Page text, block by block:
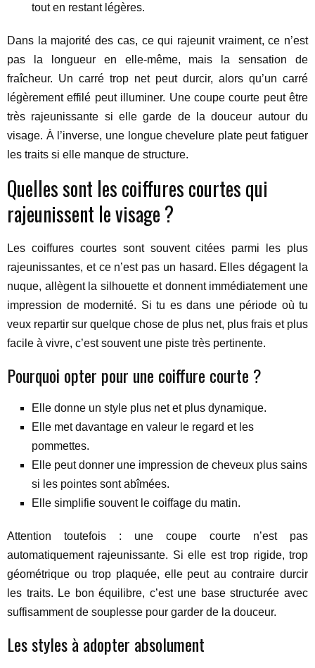
tout en restant légères.
Dans la majorité des cas, ce qui rajeunit vraiment, ce n’est
pas la longueur en elle-même, mais la sensation de
fraîcheur. Un carré trop net peut durcir, alors qu’un carré
légèrement effilé peut illuminer. Une coupe courte peut être
très rajeunissante si elle garde de la douceur autour du
visage. À l’inverse, une longue chevelure plate peut fatiguer
les traits si elle manque de structure.
Quelles sont les coiffures courtes qui
rajeunissent le visage ?
Les coiffures courtes sont souvent citées parmi les plus
rajeunissantes, et ce n’est pas un hasard. Elles dégagent la
nuque, allègent la silhouette et donnent immédiatement une
impression de modernité. Si tu es dans une période où tu
veux repartir sur quelque chose de plus net, plus frais et plus
facile à vivre, c’est souvent une piste très pertinente.
Pourquoi opter pour une coiffure courte ?
Elle donne un style plus net et plus dynamique.
Elle met davantage en valeur le regard et les
pommettes.
Elle peut donner une impression de cheveux plus sains
si les pointes sont abîmées.
Elle simplifie souvent le coiffage du matin.
Attention toutefois : une coupe courte n’est pas
automatiquement rajeunissante. Si elle est trop rigide, trop
géométrique ou trop plaquée, elle peut au contraire durcir
les traits. Le bon équilibre, c’est une base structurée avec
suffisamment de souplesse pour garder de la douceur.
Les styles à adopter absolument